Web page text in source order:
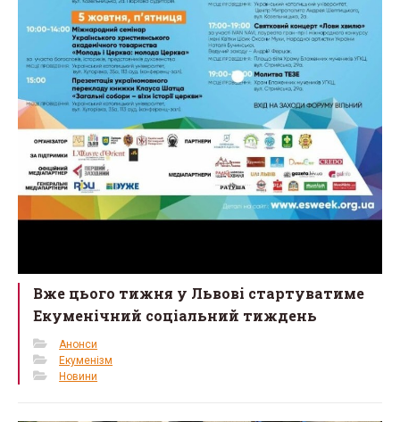
Вже цього тижня у Львові стартуватиме
Екуменічний соціальний тиждень
Анонси
Екуменізм
Новини